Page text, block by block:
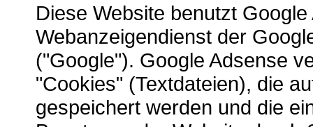
Diese Website benutzt
Webanzeigendienst der
("Google"). Google Adsense
"Cookies" (Textdateien), die
gespeichert werden und die